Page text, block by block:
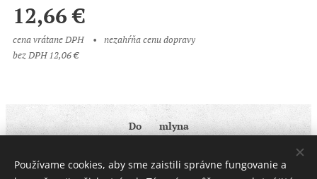
12,66€
cena vrátane DPH
nezahŕňa cenu dopravy
bez DPH 12,06 €
Do ♥ mlyna
Cookies
Používame cookies, aby sme zaistili správne fungovanie a